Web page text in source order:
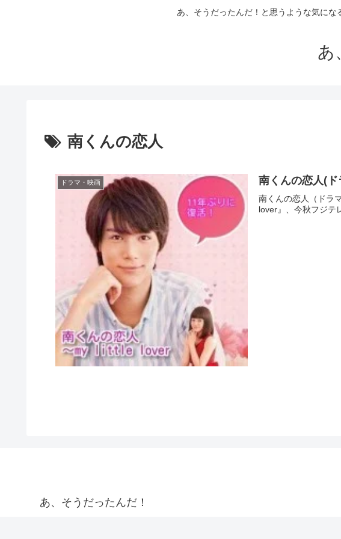
あ、そうだったんだ！と思うような気にな
あ
南くんの恋人
ドラマ・映画 南くんの恋人(
南くんの恋人（ドラ
lover』、今秋フジテ
あ、そうだったんだ！